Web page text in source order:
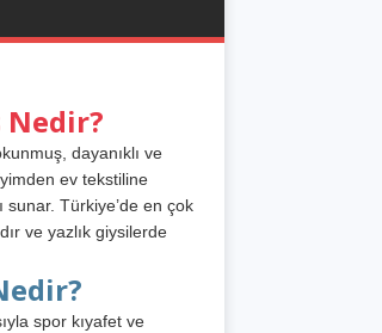
Nedir?
dayanıklı ve
ev tekstiline
sunar. Türkiye’de en çok
ve yazlık giysilerde
spor kıyafet ve